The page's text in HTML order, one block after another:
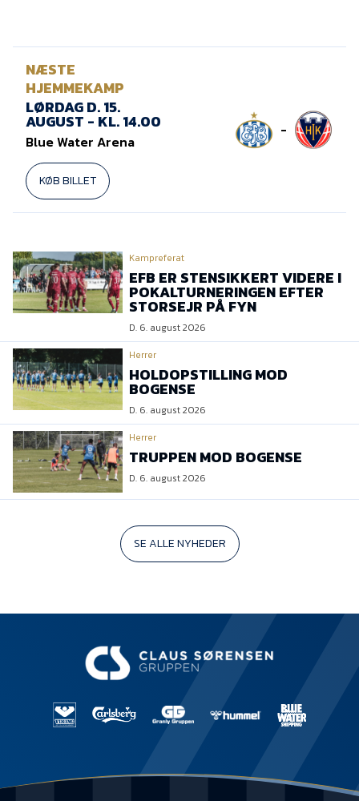
NÆSTE
HJEMMEKAMP
LØRDAG D. 15.
AUGUST - KL. 14.00
Blue Water Arena
KØB BILLET
-
Kampreferat
EFB ER STENSIKKERT VIDERE I
POKALTURNERINGEN EFTER
STORSEJR PÅ FYN
D. 6. august 2026
Herrer
HOLDOPSTILLING MOD
BOGENSE
D. 6. august 2026
Herrer
TRUPPEN MOD BOGENSE
D. 6. august 2026
SE ALLE NYHEDER